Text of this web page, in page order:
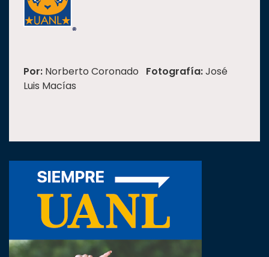
Por: Norberto Coronado Fotografía:José
Luis Macías